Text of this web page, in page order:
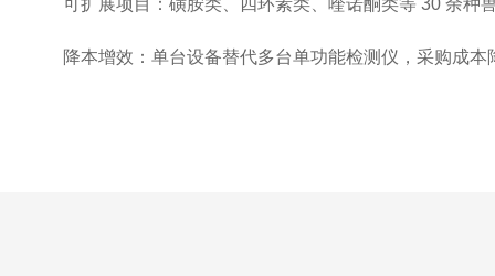
可扩展项目：磺胺类、四环素类、喹诺酮类等 30 余种
降本增效：单台设备替代多台单功能检测仪，采购成本